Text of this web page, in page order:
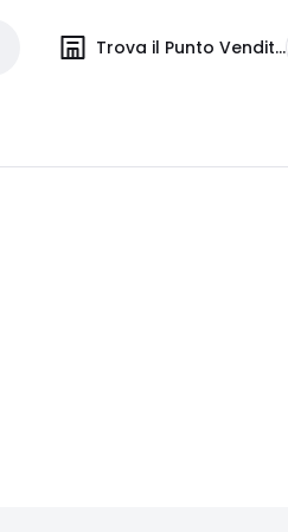
Trova il Punto Vendita